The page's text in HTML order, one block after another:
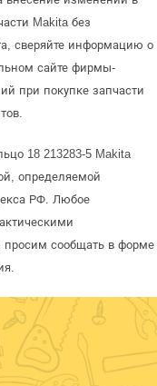
Makita без
сверяйте информацию о
сайте фирмы-
при покупке запчасти
18 213283-5 Makita
определяемой
РФ. Любое
просим сообщать в форме